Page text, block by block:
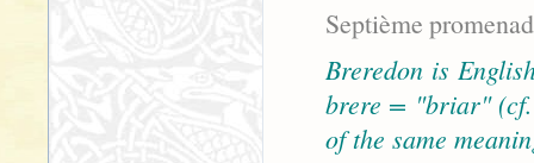
Septième
Breredon is
brere = "briar"
of the same